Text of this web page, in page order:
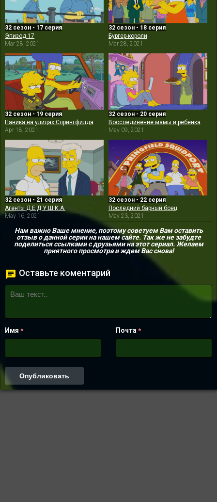
32 сезон - 17 серия
Эпизод 17
Mar 28, 2021
32 сезон - 18 серия
Бургер-короли
Mar 28, 2021
32 сезон - 19 серия
Паника на улицах Спрингфилда
Apr 18, 2021
32 сезон - 20 серия
Воссоединение мамы и ребенка
May 09, 2021
32 сезон - 21 серия
Агенты Д.Е.Д.У.Ш.К.А.
May 16, 2021
32 сезон - 22 серия
Последний барный боец
May 23, 2021
Нам важно Ваше мнение, поэтому советуем Вам оставить
отзыв о данной серии на нашем сайте. Так же не забудте
поделиться ссылками с друзьями на этот сериал. Желаем
приятного просмотра и ждем Вас снова!
Оставьте коментарий
Имя * Почта *